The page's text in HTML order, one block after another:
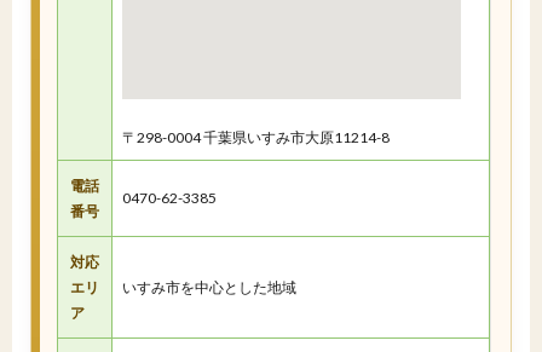
〒298-0004 千葉県いすみ市大原11214-8
電話
番号
0470-62-3385
対応
エリ
ア
いすみ市を中心とした地域